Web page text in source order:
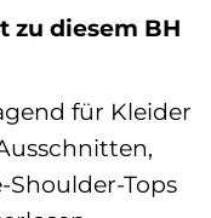
zu diesem BH
für Kleider
Tops